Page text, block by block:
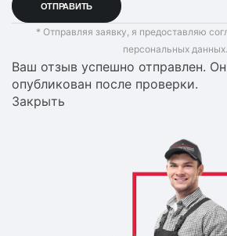
* Отправляя заявку, я предоставляю
персональных данных.
Ваш отзыв успешно отправлен.
опубликован после проверки.
Закрыть